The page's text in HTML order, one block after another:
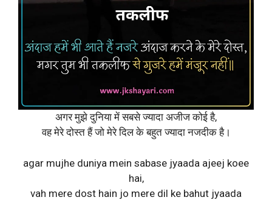
अगर मुझे दुनिया में सबसे ज्यादा अजीज कोई है,
वह मेरे दोस्त हैं जो मेरे दिल के बहुत ज्यादा नजदीक है।
agar mujhe duniya mein sabase jyaada ajeej koee
hai,
vah mere dost hain jo mere dil ke bahut jyaada